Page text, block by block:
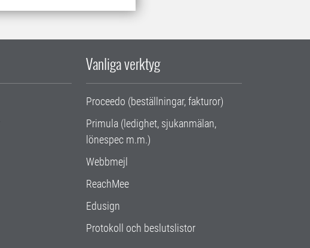
Vanliga verktyg
Proceedo (beställningar, fakturor)
Primula (ledighet, sjukanmälan,
lönespec m.m.)
Webbmejl
ReachMee
Edusign
Protokoll och beslutslistor